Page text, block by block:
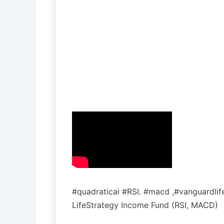
#quadraticai #RSI. #macd
LifeStrategy Income Fund (RSI, MACD)